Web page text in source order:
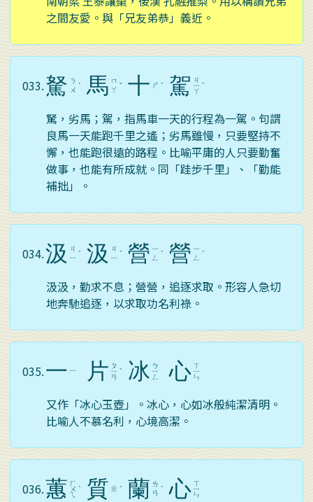
之間友愛。與「兄友弟恭」義近。
033.駑 ㄋ
ㄨ ˊ 馬 ㄇ
ㄚ ˇ 十 ㄕ ˊ 駕 ㄐ
ㄧ
ㄚ
ˋ
駑，劣馬；駕，指馬車一天的行程為一駕。句謂
良馬一天能跑千里之遙；劣馬雖慢，只要堅持不
懈，也能跑很遠的路程。比喻平庸的人只要勤奮
做事，也能有所成就。同「跬步千里」、「勤能
補拙」。
034.汲
ㄐ
ㄧ ˊ 汲
ㄐ
ㄧ ˊ 營 ㄧ
ㄥ
ˊ 營 ㄧ
ㄥ
ˊ
汲汲，勤求不息；營營，追逐求取。形容人急切
地奔馳追逐，以求取功名利祿。
035.一 ㄧ 片 ㄆ
ㄧ
ㄢ
ˋ 冰 ㄅ
ㄧ
ㄥ 心 ㄒ
ㄧ
ㄣ
又作「冰心玉壺」。冰心，心如冰般純潔清明。
比喻人不慕名利，心境高潔。
036.蕙 ㄏ
ㄨ
ㄟ
ˋ 質 ㄓ ˊ 蘭 ㄌ
ㄢ ˊ 心 ㄒ
ㄧ
ㄣ